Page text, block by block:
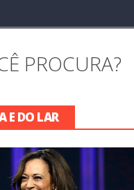
PROCURA?
E DO LAR